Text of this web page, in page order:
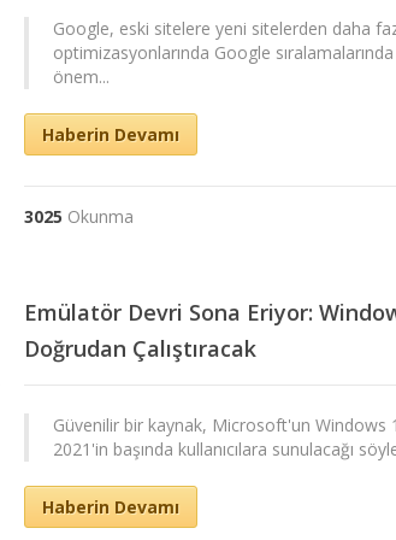
Google, eski sitelere yeni sitelerden daha
optimizasyonlarında Google
önem...
Haberin Devamı
3025 Okunma
Emülatör Devri Sona Eriyor:
Doğrudan Çalıştıracak
Güvenilir bir kaynak, Microsoft'un Windows
2021'in başında kullanıcılara sunulacağı
Haberin Devamı